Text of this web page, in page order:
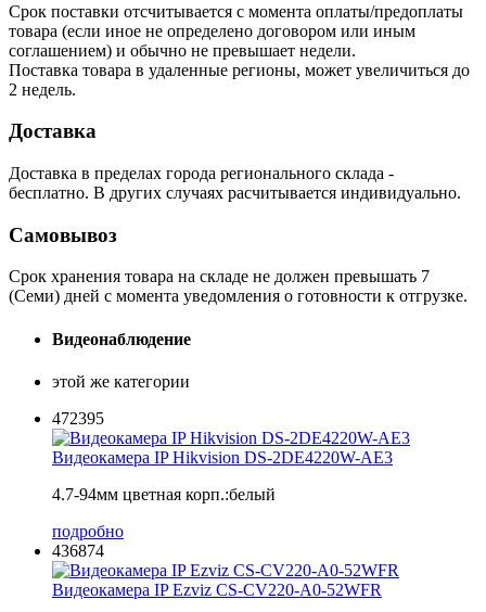
Срок поставки отсчитывается с момента оплаты/предоплаты
товара (если иное не определено договором или иным
соглашением) и обычно не превышает недели.
Поставка товара в удаленные регионы, может увеличиться до
2 недель.
Доставка
Доставка в пределах города регионального склада -
бесплатно. В других случаях расчитывается индивидуально.
Самовывоз
Срок хранения товара на складе не должен превышать 7
(Семи) дней с момента уведомления о готовности к отгрузке.
Видеонаблюдение
этой же категории
472395
Видеокамера IP Hikvision DS-2DE4220W-AE3
4.7-94мм цветная корп.:белый
подробно
436874
Видеокамера IP Ezviz CS-CV220-A0-52WFR